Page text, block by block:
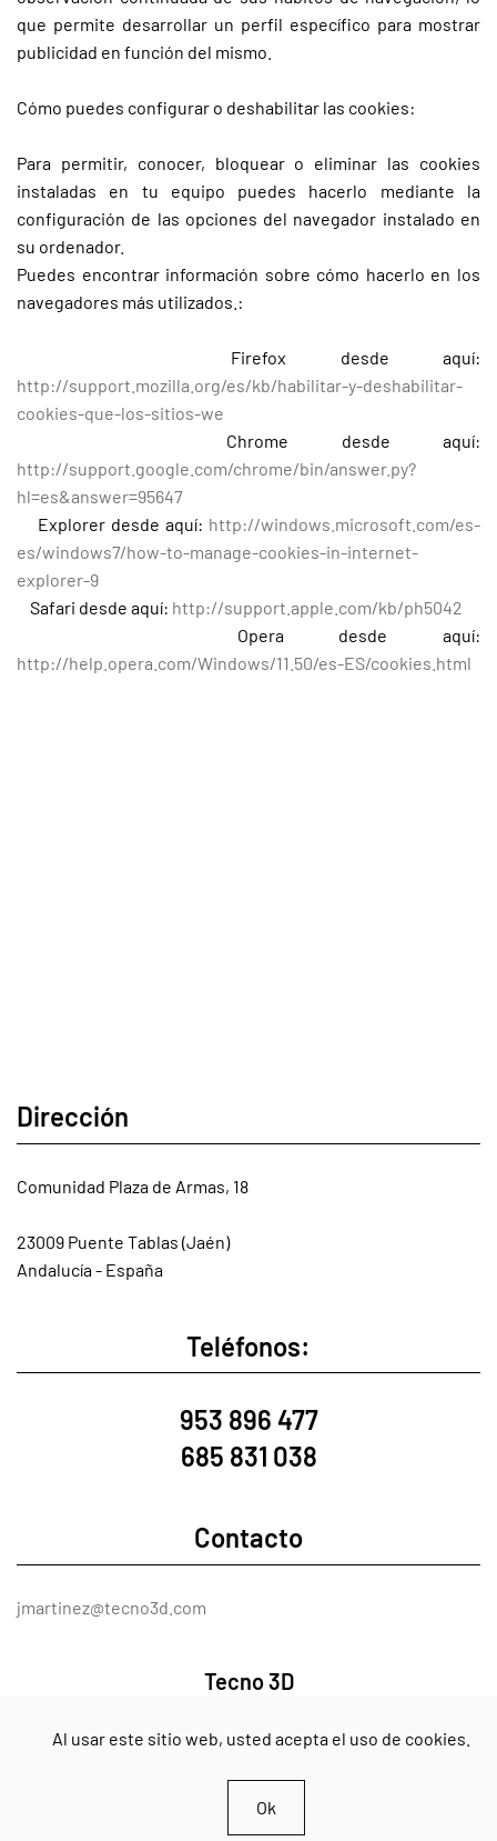
que permite desarrollar un perfil específico para mostrar
publicidad en función del mismo.
Cómo puedes configurar o deshabilitar las cookies:
Para permitir, conocer, bloquear o eliminar las cookies
instaladas en tu equipo puedes hacerlo mediante la
configuración de las opciones del navegador instalado en
su ordenador.
Puedes encontrar información sobre cómo hacerlo en los
navegadores más utilizados.:
Firefox desde aquí:
http://support.mozilla.org/es/kb/habilitar-y-deshabilitar-
cookies-que-los-sitios-we
Chrome desde aquí:
http://support.google.com/chrome/bin/answer.py?
hl=es&answer=95647
Explorer desde aquí: http://windows.microsoft.com/es-
es/windows7/how-to-manage-cookies-in-internet-
explorer-9
Safari desde aquí: http://support.apple.com/kb/ph5042
Opera desde aquí:
http://help.opera.com/Windows/11.50/es-ES/cookies.html
Dirección
Comunidad Plaza de Armas, 18
23009 Puente Tablas (Jaén)
Andalucía - España
Teléfonos:
953 896 477
685 831 038
Contacto
jmartinez@tecno3d.com
Tecno 3D
Cookies
Encuentranos en
Al usar este sitio web, usted acepta el uso de cookies.
Ok